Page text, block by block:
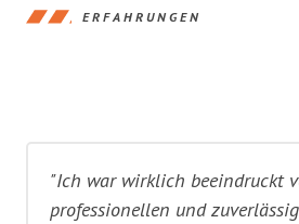
ERFAHRUNGEN
"Ich war wirklich beeindruckt
professionellen und